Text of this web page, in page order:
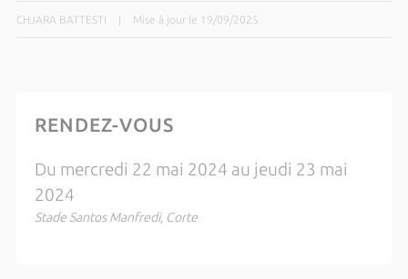
CHJARA BATTESTI Mise à jour le 19/09/2025
RENDEZ-VOUS
Du mercredi 22 mai 2024 au jeudi 23 mai
2024
Stade Santos Manfredi, Corte